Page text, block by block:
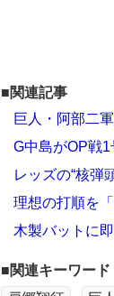
■関連記事
巨人・阿部二
G中島がOP戦
レッズの“核弾
理想の打順を
木製バットに
■関連キーワード